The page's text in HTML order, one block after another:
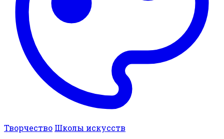
Творчество Школы искусств